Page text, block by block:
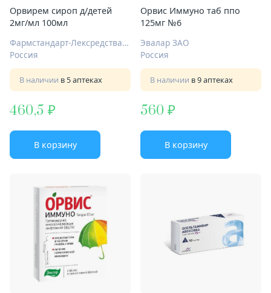
Орвирем сироп д/детей
2мг/мл 100мл
Фармстандарт-Лексредства ОАО Курск
Россия
В наличии в 5 аптеках
460,5
В корзину
Орвис Иммуно таб ппо
125мг №6
Эвалар ЗАО
Россия
В наличии в 9 аптеках
560
В корзину